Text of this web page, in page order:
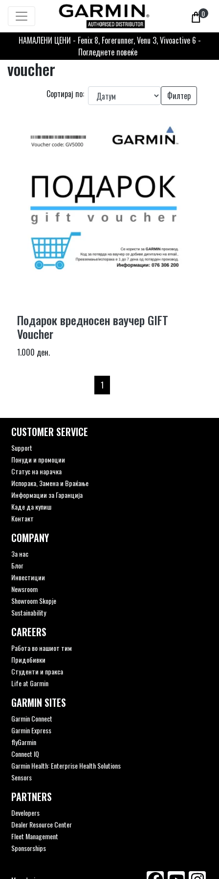
0
НАМАЛЕНИ ЦЕНИ - Fenix 8, Forerunner, Venu 3, Vivoactive 6 -
Погледнете повеќе
voucher
Сортирај по: Филтер
Подарок вредносен ваучер GIFT
Voucher
1.000 ден.
1
CUSTOMER SERVICE
Support
Понуди и промоции
Статус на нарачка
Испорака, Замена и Враќање
Информации за Гаранција
Каде да купиш
Контакт
COMPANY
За нас
Блог
Инвестиции
Newsroom
Showroom Skopje
Sustainability
CAREERS
Работа во нашиот тим
Придобивки
Студенти и пракса
Life at Garmin
GARMIN SITES
Garmin Connect
Garmin Express
flyGarmin
Connect IQ
Garmin Health: Enterprise Health Solutions
Sensors
PARTNERS
Developers
Dealer Resource Center
Fleet Management
Sponsorships